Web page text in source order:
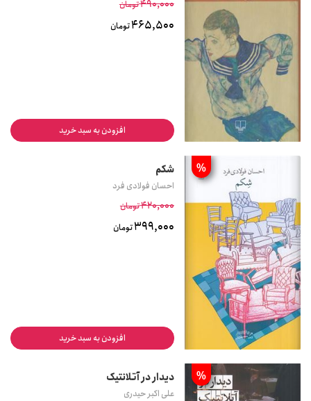
490,000تومان
465,500تومان
افزودن به سبد خرید
% شکم
احسان فولادی فرد
420,000تومان
399,000تومان
افزودن به سبد خرید
% دیدار در آتلانتیک
علی اکبر حیدری